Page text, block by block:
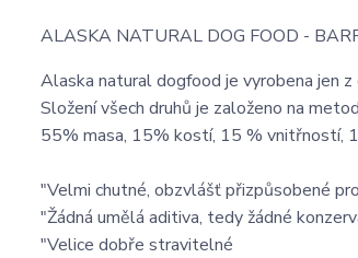
ALASKA NATURAL DOG FOOD -
Alaska natural dogfood je vyrobena jen
Složení všech druhů je založeno na
55% masa, 15% kostí, 15 % vnitřností,
"Velmi chutné, obzvlášť přizpůsobené
"Žádná umělá aditiva, tedy žádné
"Velice dobře stravitelné